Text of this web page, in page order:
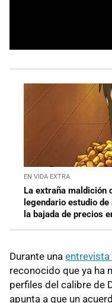
EN VIDA EXTRA
La extraña maldición
legendario estudio
la bajada de precios
Durante una entrevista
reconocido que ya ha
perfiles del calibre de
apunta a que un